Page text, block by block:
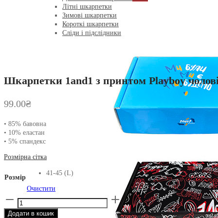
Літні шкарпетки
Зимові шкарпетки
Короткі шкарпетки
Сліди і підслідники
Шкарпетки 1and1 з принтом Playboy
99.00₴
• 85% бавовна
• 10% еластан
• 5% спандекс
Розмірна сітка
Розмір
41-45 (L)
Очистити
Шкарпетки
1and1
з
Додати в кошик